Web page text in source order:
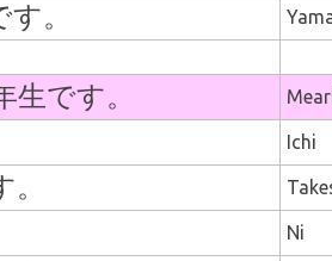
。
生です。
Ichi
Ni